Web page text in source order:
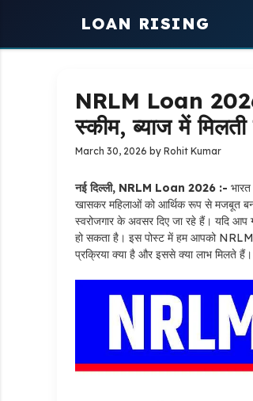
LOAN RISING
NRLM Loan
स्कीम, ब्याज में
March 30, 2026 by Rohit Kumar
नई दिल्ली, NRLM Loan 2026 :-
खासकर महिलाओं को आर्थिक रूप से मजबूत
स्वरोजगार के अवसर दिए जा रहे हैं। यदि
हो सकता है। इस पोस्ट में हम आपको
प्रक्रिया क्या है और इससे क्या लाभ मिलते हैं।